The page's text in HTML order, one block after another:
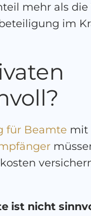
mehr als die
im
für Beamte mit
ist nicht